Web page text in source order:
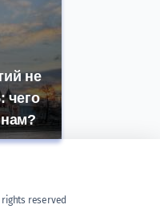
не
чего
rights reserved